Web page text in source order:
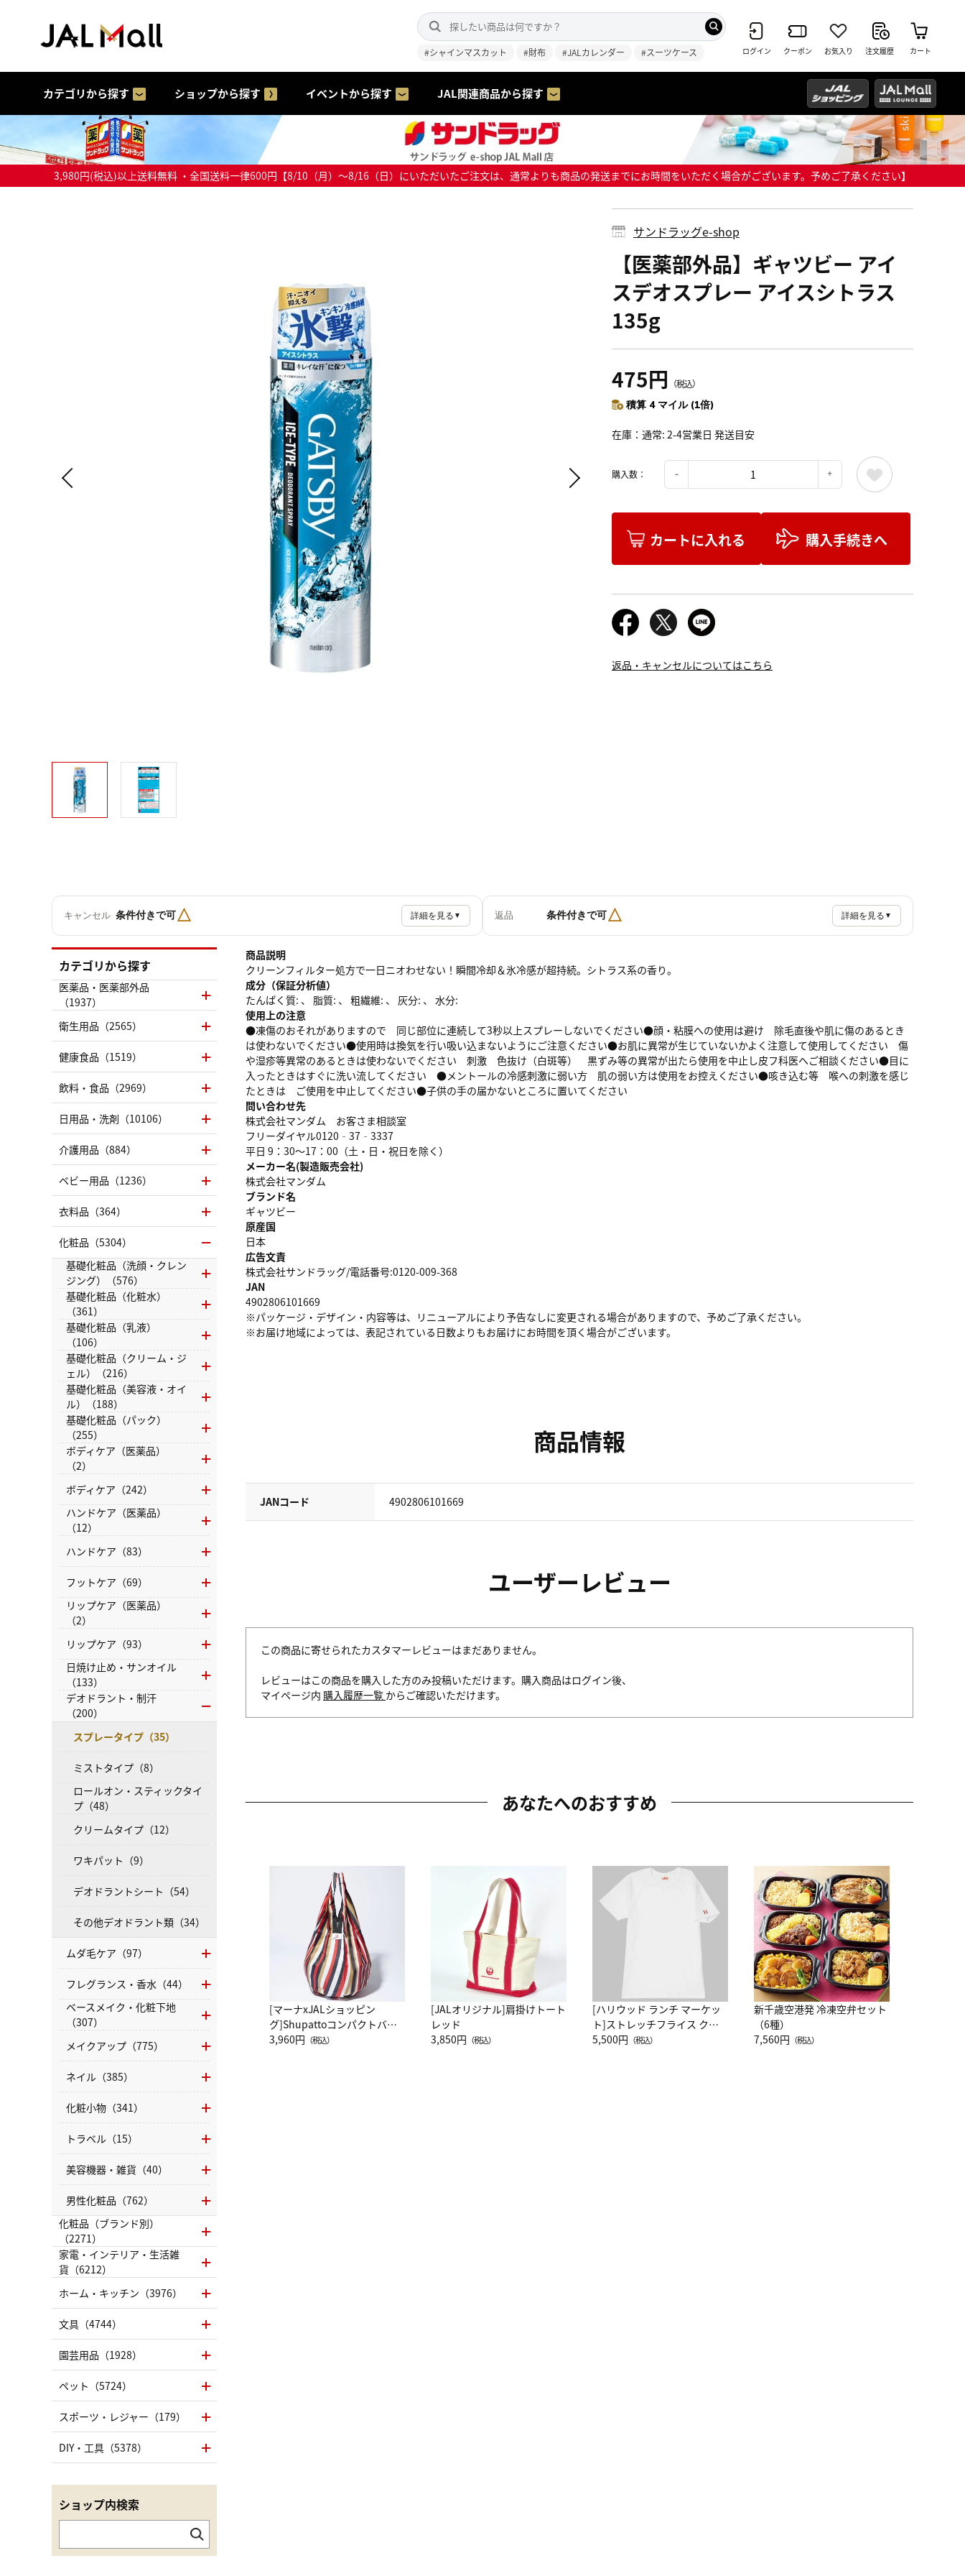
#シャインマスカット #財布 #JALカレンダー #スーツケース ログイン クーポン お気入り 注文履歴 カート
カテゴリから探す ショップから探す イベントから探す JAL関連商品から探す
3,980円(税込)以上送料無料 ・全国送料一律600円【8/10（月）～8/16（日）にいただいたご注文は、通常よりも商品の発送までにお時間をいただく場合がございます。予めご了承ください】
サンドラッグe-shop
【医薬部外品】ギャツビー アイ
スデオスプレー アイスシトラス
135g
475円 （税込）
積算 4 マイル (1倍)
在庫 通常: 2-4営業日 発送目安
購入数：
カートに入れる 購入手続きへ
返品・キャンセルについてはこちら
キャンセル 条件付きで可△ 詳細を見る ▼ 返品 条件付きで可△ 詳細を見る ▼
商品説明
クリーンフィルター処方で一日ニオわせない！瞬間冷却＆氷冷感が超持続。シトラス系の香り。
成分（保証分析値）
たんぱく質: 、 脂質: 、 粗繊維: 、 灰分: 、 水分:
使用上の注意
●凍傷のおそれがありますので 同じ部位に連続して3秒以上スプレーしないでください●顔・粘膜への使用は避け 除毛直後や肌に傷のあるとき
は使わないでください●使用時は換気を行い吸い込まないようにご注意ください●お肌に異常が生じていないかよく注意して使用してください 傷
や湿疹等異常のあるときは使わないでください 刺激 色抜け（白斑等） 黒ずみ等の異常が出たら使用を中止し皮フ科医へご相談ください●目に
入ったときはすぐに洗い流してください ●メントールの冷感刺激に弱い方 肌の弱い方は使用をお控えください●咳き込む等 喉への刺激を感じ
たときは ご使用を中止してください●子供の手の届かないところに置いてください
問い合わせ先
株式会社マンダム お客さま相談室
フリーダイヤル0120‐37‐3337
平日 9：30～17：00（土・日・祝日を除く）
メーカー名(製造販売会社)
株式会社マンダム
ブランド名
ギャツビー
原産国
日本
広告文責
株式会社サンドラッグ/電話番号:0120-009-368
JAN
4902806101669
※パッケージ・デザイン・内容等は、リニューアルにより予告なしに変更される場合がありますので、予めご了承ください。
※お届け地域によっては、表記されている日数よりもお届けにお時間を頂く場合がございます。
商品情報
JANコード 4902806101669
ユーザーレビュー
この商品に寄せられたカスタマーレビューはまだありません。
レビューはこの商品を購入した方のみ投稿いただけます。購入商品はログイン後、
マイページ内 購入履歴一覧 からご確認いただけます。
あなたへのおすすめ
[マーナxJALショッピン
グ]Shupattoコンパクトバッ
グ Drop JAL客室乗務員
3,960円 （税込）
[JALオリジナル]肩掛けトート
レッド
3,850円 （税込）
[ハリウッド ランチ マーケッ
ト]ストレッチフライス クル
ーネック別注半袖Ｔシャツ
5,500円 （税込）
新千歳空港発 冷凍空弁セット
（6種）
7,560円 （税込）
カテゴリから探す
医薬品・医薬部外品
（1937）
衛生用品（2565）
健康食品（1519）
飲料・食品（2969）
日用品・洗剤（10106）
介護用品（884）
ベビー用品（1236）
衣料品（364）
化粧品（5304）
基礎化粧品（洗顔・クレン
ジング）（576）
基礎化粧品（化粧水）
（361）
基礎化粧品（乳液）
（106）
基礎化粧品（クリーム・ジ
ェル）（216）
基礎化粧品（美容液・オイ
ル）（188）
基礎化粧品（パック）
（255）
ボディケア（医薬品）
（2）
ボディケア（242）
ハンドケア（医薬品）
（12）
ハンドケア（83）
フットケア（69）
リップケア（医薬品）
（2）
リップケア（93）
日焼け止め・サンオイル
（133）
デオドラント・制汗
（200）
スプレータイプ（35）
ミストタイプ（8）
ロールオン・スティックタイ
プ（48）
クリームタイプ（12）
ワキパット（9）
デオドラントシート（54）
その他デオドラント類（34）
ムダ毛ケア（97）
フレグランス・香水（44）
ベースメイク・化粧下地
（307）
メイクアップ（775）
ネイル（385）
化粧小物（341）
トラベル（15）
美容機器・雑貨（40）
男性化粧品（762）
化粧品（ブランド別）
（2271）
家電・インテリア・生活雑
貨（6212）
ホーム・キッチン（3976）
文具（4744）
園芸用品（1928）
ペット（5724）
スポーツ・レジャー（179）
DIY・工具（5378）
ショップ内検索